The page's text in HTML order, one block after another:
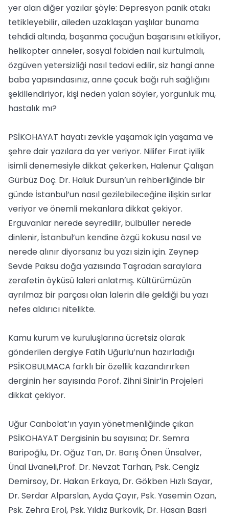
yer alan diğer yazılar şöyle: Depresyon panik atakı
tetikleyebilir, aileden uzaklaşan yaşlılar bunama
tehdidi altında, boşanma çocuğun başarısını etkiliyor,
helikopter anneler, sosyal fobiden naıl kurtulmalı,
özgüven yetersizliği nasıl tedavi edilir, siz hangi anne
baba yapısındasınız, anne çocuk bağı ruh sağlığını
şekillendiriyor, kişi neden yalan söyler, yorgunluk mu,
hastalık mı?
PSİKOHAYAT hayatı zevkle yaşamak için yaşama ve
şehre dair yazılara da yer veriyor. Nilifer Fırat iyilik
isimli denemesiyle dikkat çekerken, Halenur Çalışan
Gürbüz Doç. Dr. Haluk Dursun’un rehberliğinde bir
günde İstanbul’un nasıl gezilebileceğine ilişkin sırlar
veriyor ve önemli mekanlara dikkat çekiyor.
Erguvanlar nerede seyredilir, bülbüller nerede
dinlenir, İstanbul’un kendine özgü kokusu nasıl ve
nerede alınır diyorsanız bu yazı sizin için. Zeynep
Sevde Paksu doğa yazısında Taşradan saraylara
zerafetin öyküsü laleri anlatmış. Kültürümüzün
ayrılmaz bir parçası olan lalerin dile geldiği bu yazı
nefes aldırıcı nitelikte.
Kamu kurum ve kuruluşlarına ücretsiz olarak
gönderilen dergiye Fatih Uğurlu’nun hazırladığı
PSİKOBULMACA farklı bir özellik kazandırırken
derginin her sayısında Porof. Zihni Sinir’in Projeleri
dikkat çekiyor.
Uğur Canbolat’ın yayın yönetmenliğinde çıkan
PSİKOHAYAT Dergisinin bu sayısına; Dr. Semra
Baripoğlu, Dr. Oğuz Tan, Dr. Barış Önen Ünsalver,
Ünal Livaneli,Prof. Dr. Nevzat Tarhan, Psk. Cengiz
Demirsoy, Dr. Hakan Erkaya, Dr. Gökben Hızlı Sayar,
Dr. Serdar Alparslan, Ayda Çayır, Psk. Yasemin Ozan,
Psk. Zehra Erol, Psk. Yıldız Burkovik, Dr. Hasan Basri